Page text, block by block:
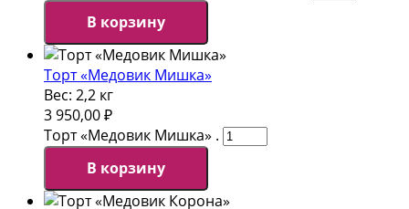
В корзину
Торт «Медовик Мишка»
Вес: 2,2 кг
3 950,00₽
Торт «Медовик Мишка» .
В корзину